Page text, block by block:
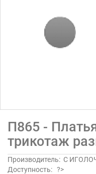
П865 -
трикотаж
Производитель: С
Доступность: ?>